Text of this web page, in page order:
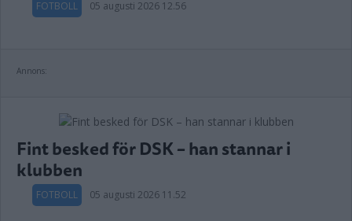
FOTBOLL 05 augusti 2026 12.56
Annons:
Fint besked för DSK – han stannar i
klubben
FOTBOLL 05 augusti 2026 11.52